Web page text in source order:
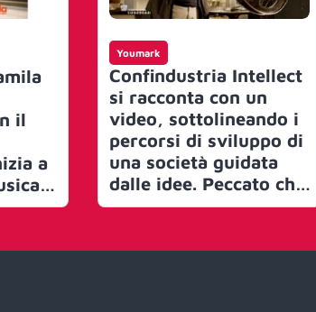
il
a
Youmark
Confindustria Intellect
si racconta con un
video, sottolineando i
percorsi di sviluppo di
una società guidata
dalle idee. Peccato che
non possiamo farvelo
di immagini e diritti.